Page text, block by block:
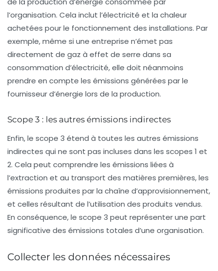
l’organisation. Cela inclut l’électricité et la chaleur
achetées pour le fonctionnement des installations. Par
exemple, même si une entreprise n’émet pas
directement de gaz à effet de serre dans sa
consommation d’électricité, elle doit néanmoins
prendre en compte les émissions générées par le
fournisseur d’énergie lors de la production.
Scope 3 : les autres émissions indirectes
Enfin, le scope 3 étend à toutes les autres émissions
indirectes qui ne sont pas incluses dans les scopes 1 et
2. Cela peut comprendre les émissions liées à
l’extraction et au transport des matières premières, les
émissions produites par la chaîne d’approvisionnement,
et celles résultant de l’utilisation des produits vendus.
En conséquence, le scope 3 peut représenter une part
significative des émissions totales d’une organisation.
Collecter les données nécessaires